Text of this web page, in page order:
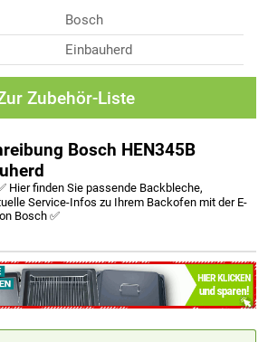
Bosch
Einbauherd
Zubehör-Liste
Bosch HEN345B
Hier finden Sie passende Backbleche,
Service-Infos zu Ihrem Backofen mit der E-
Bosch ✅